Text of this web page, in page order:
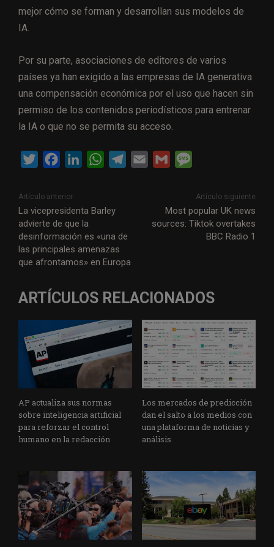
mejor cómo se forman y desarrollan sus modelos de
IA.
Por su parte, asociaciones de editores de varios
países ya han exigido a las empresas de IA generativa
una compensación económica por el uso que hacen sin
permiso de los contenidos periodísticos para entrenar
la IA o que no se permita su acceso.
i
t
t
e
r
c
e
b
o
o
k
e
d
I
W
t
A
p
a
i
l
s
s
a
Artículo anterior
La vicepresidenta Barley
advierte de que la
desinformación es «una de
las principales amenazas
que afrontamos» en Europa
Artículo siguiente
Most popular UK news
sources: Tiktok overtakes
BBC Radio 1
ARTÍCULOS RELACIONADOS
AP actualiza sus normas
sobre inteligencia artificial
para reforzar el control
humano en la redacción
Los mercados de predicción
dan el salto a los medios con
una plataforma de noticias y
análisis